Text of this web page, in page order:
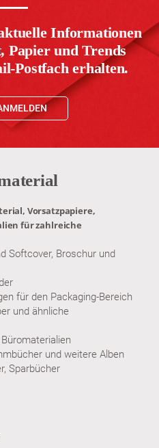
Informationen
Papier und Trends
Postfach erhalten.
Vorsatzpapiere,
für zahlreiche
Softcover, Broschur und
für den Packaging-Bereich
und ähnliche
und weitere Alben
Sparbücher